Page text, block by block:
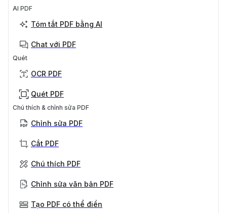
AI PDF
Tóm tắt PDF bằng AI
Chat với PDF
Quét
OCR PDF
Quét PDF
Chú thích & chỉnh sửa PDF
Chỉnh sửa PDF
Cắt PDF
Chú thích PDF
Chỉnh sửa văn bản PDF
Tạo PDF có thể điền